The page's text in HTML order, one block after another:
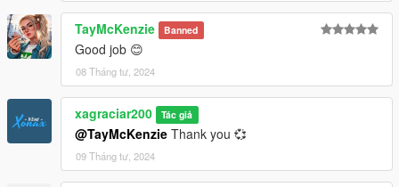
TayMcKenzie Banned
Good job 😊
08 Tháng tư, 2024
xagraciar200 Tác giả
@TayMcKenzie Thank you 💞
09 Tháng tư, 2024